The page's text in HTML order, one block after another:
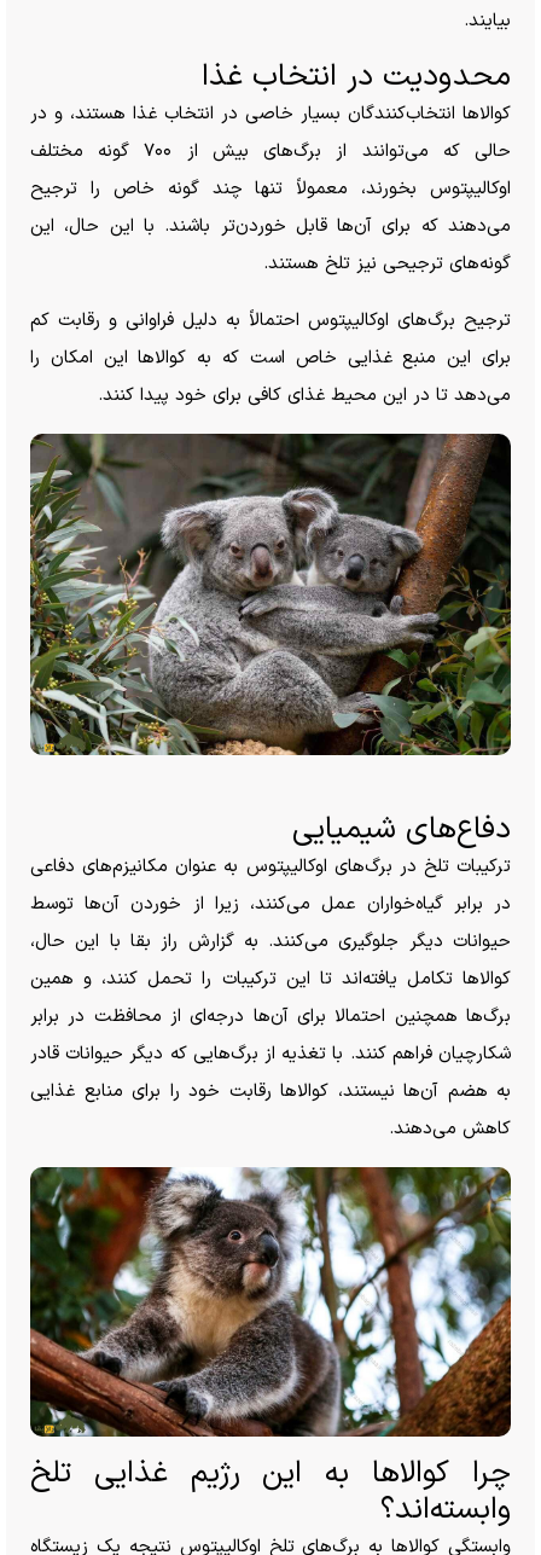
بیایند.
محدودیت در انتخاب غذا
کوالا‌ها انتخاب‌کنندگان بسیار خاصی در انتخاب غذا هستند، و در
حالی که می‌توانند از برگ‌های بیش از ۷۰۰ گونه مختلف
اوکالیپتوس بخورند، معمولاً تنها چند گونه خاص را ترجیح
می‌دهند که برای آن‌ها قابل خوردن‌تر باشند. با این حال، این
گونه‌های ترجیحی نیز تلخ هستند.
ترجیح برگ‌های اوکالیپتوس احتمالاً به دلیل فراوانی و رقابت کم
برای این منبع غذایی خاص است که به کوالا‌ها این امکان را
می‌دهد تا در این محیط غذای کافی برای خود پیدا کنند.
دفاع‌های شیمیایی
ترکیبات تلخ در برگ‌های اوکالیپتوس به عنوان مکانیزم‌های دفاعی
در برابر گیاه‌خواران عمل می‌کنند، زیرا از خوردن آن‌ها توسط
حیوانات دیگر جلوگیری می‌کنند. به گزارش راز بقا با این حال،
کوالا‌ها تکامل یافته‌اند تا این ترکیبات را تحمل کنند، و همین
برگ‌ها همچنین احتمالا برای آن‌ها درجه‌ای از محافظت در برابر
شکارچیان فراهم کنند. با تغذیه از برگ‌هایی که دیگر حیوانات قادر
به هضم آن‌ها نیستند، کوالا‌ها رقابت خود را برای منابع غذایی
کاهش می‌دهند.
چرا کوالا‌ها به این رژیم غذایی تلخ
وابسته‌اند؟
وابستگی کوالا‌ها به برگ‌های تلخ اوکالیپتوس نتیجه یک زیستگاه